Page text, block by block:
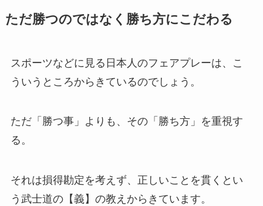
ただ勝つのではなく勝ち方にこだわる
スポーツなどに見る日本人のフェアプレーは、こ
ういうところからきているのでしょう。
ただ「勝つ事」よりも、その「勝ち方」を重視す
る。
それは損得勘定を考えず、正しいことを貫くとい
う武士道の【義】の教えからきています。